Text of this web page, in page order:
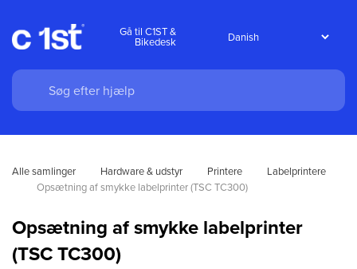
Gå til C1ST &
Bikedesk
Alle samlinger Hardware & udstyr Printere
Labelprintere
Opsætning af smykke labelprinter (TSC TC300)
Opsætning af smykke labelprinter
(TSC TC300)